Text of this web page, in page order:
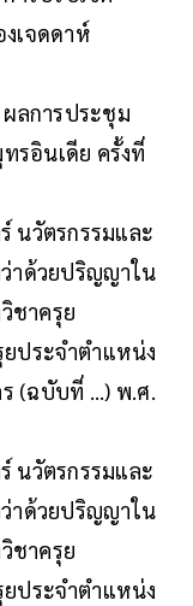
เจดดาห์
ผลการประชุม
รอินเดีย ครั้งที่
นวัตรกรรมและ
าด้วยปริญญาใน
ชาครุย
ประจำตำแหน่ง
(ฉบับที่ ...) พ.ศ.
นวัตรกรรมและ
าด้วยปริญญาใน
ชาครุย
ประจำตำแหน่ง